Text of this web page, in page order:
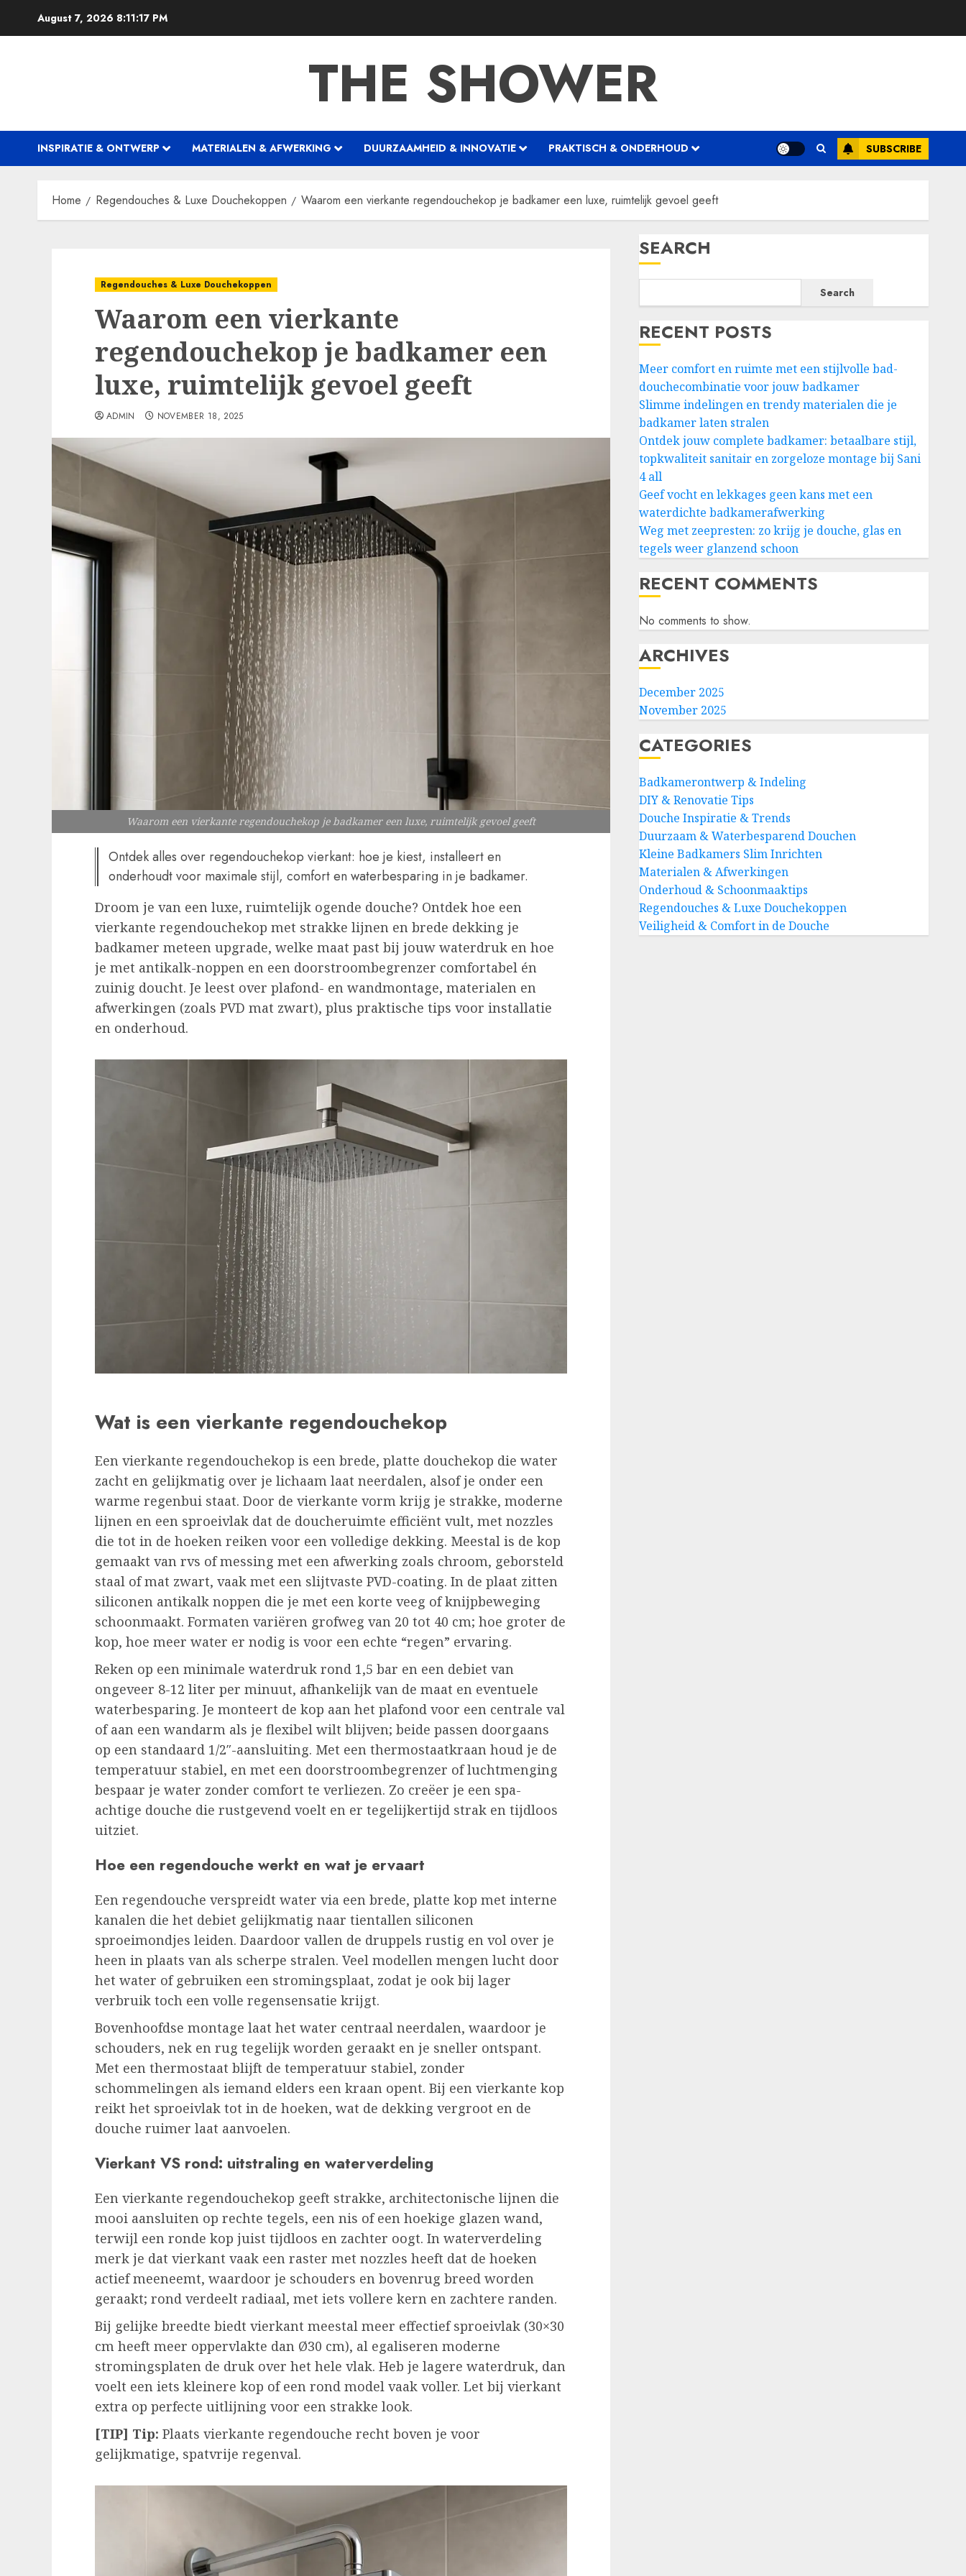
August 7, 2026 8:11:18 PM
THE SHOWER
INSPIRATIE & ONTWERP MATERIALEN & AFWERKING DUURZAAMHEID & INNOVATIE PRAKTISCH & ONDERHOUD SUBSCRIBE
Home Regendouches & Luxe Douchekoppen Waarom een vierkante regendouchekop je badkamer een luxe, ruimtelijk gevoel geeft
Regendouches & Luxe Douchekoppen
Waarom een vierkante
regendouchekop je badkamer een
luxe, ruimtelijk gevoel geeft
ADMIN NOVEMBER 18, 2025
Waarom een vierkante regendouchekop je badkamer een luxe, ruimtelijk gevoel geeft
Ontdek alles over regendouchekop vierkant: hoe je kiest, installeert en
onderhoudt voor maximale stijl, comfort en waterbesparing in je badkamer.
Droom je van een luxe, ruimtelijk ogende douche? Ontdek hoe een
vierkante regendouchekop met strakke lijnen en brede dekking je
badkamer meteen upgrade, welke maat past bij jouw waterdruk en hoe
je met antikalk-noppen en een doorstroombegrenzer comfortabel én
zuinig doucht. Je leest over plafond- en wandmontage, materialen en
afwerkingen (zoals PVD mat zwart), plus praktische tips voor installatie
en onderhoud.
Wat is een vierkante regendouchekop
Een vierkante regendouchekop is een brede, platte douchekop die water
zacht en gelijkmatig over je lichaam laat neerdalen, alsof je onder een
warme regenbui staat. Door de vierkante vorm krijg je strakke, moderne
lijnen en een sproeivlak dat de doucheruimte efficiënt vult, met nozzles
die tot in de hoeken reiken voor een volledige dekking. Meestal is de kop
gemaakt van rvs of messing met een afwerking zoals chroom, geborsteld
staal of mat zwart, vaak met een slijtvaste PVD-coating. In de plaat zitten
siliconen antikalk noppen die je met een korte veeg of knijpbeweging
schoonmaakt. Formaten variëren grofweg van 20 tot 40 cm; hoe groter de
kop, hoe meer water er nodig is voor een echte “regen” ervaring.
Reken op een minimale waterdruk rond 1,5 bar en een debiet van
ongeveer 8-12 liter per minuut, afhankelijk van de maat en eventuele
waterbesparing. Je monteert de kop aan het plafond voor een centrale val
of aan een wandarm als je flexibel wilt blijven; beide passen doorgaans
op een standaard 1/2″-aansluiting. Met een thermostaatkraan houd je de
temperatuur stabiel, en met een doorstroombegrenzer of luchtmenging
bespaar je water zonder comfort te verliezen. Zo creëer je een spa-
achtige douche die rustgevend voelt en er tegelijkertijd strak en tijdloos
uitziet.
Hoe een regendouche werkt en wat je ervaart
Een regendouche verspreidt water via een brede, platte kop met interne
kanalen die het debiet gelijkmatig naar tientallen siliconen
sproeimondjes leiden. Daardoor vallen de druppels rustig en vol over je
heen in plaats van als scherpe stralen. Veel modellen mengen lucht door
het water of gebruiken een stromingsplaat, zodat je ook bij lager
verbruik toch een volle regensensatie krijgt.
Bovenhoofdse montage laat het water centraal neerdalen, waardoor je
schouders, nek en rug tegelijk worden geraakt en je sneller ontspant.
Met een thermostaat blijft de temperatuur stabiel, zonder
schommelingen als iemand elders een kraan opent. Bij een vierkante kop
reikt het sproeivlak tot in de hoeken, wat de dekking vergroot en de
douche ruimer laat aanvoelen.
Vierkant VS rond: uitstraling en waterverdeling
Een vierkante regendouchekop geeft strakke, architectonische lijnen die
mooi aansluiten op rechte tegels, een nis of een hoekige glazen wand,
terwijl een ronde kop juist tijdloos en zachter oogt. In waterverdeling
merk je dat vierkant vaak een raster met nozzles heeft dat de hoeken
actief meeneemt, waardoor je schouders en bovenrug breed worden
geraakt; rond verdeelt radiaal, met iets vollere kern en zachtere randen.
Bij gelijke breedte biedt vierkant meestal meer effectief sproeivlak (30×30
cm heeft meer oppervlakte dan Ø30 cm), al egaliseren moderne
stromingsplaten de druk over het hele vlak. Heb je lagere waterdruk, dan
voelt een iets kleinere kop of een rond model vaak voller. Let bij vierkant
extra op perfecte uitlijning voor een strakke look.
[TIP] Tip: Plaats vierkante regendouche recht boven je voor
gelijkmatige, spatvrije regenval.
SEARCH
Search
RECENT POSTS
Meer comfort en ruimte met een stijlvolle bad-
douchecombinatie voor jouw badkamer
Slimme indelingen en trendy materialen die je
badkamer laten stralen
Ontdek jouw complete badkamer: betaalbare stijl,
topkwaliteit sanitair en zorgeloze montage bij Sani
4 all
Geef vocht en lekkages geen kans met een
waterdichte badkamerafwerking
Weg met zeepresten: zo krijg je douche, glas en
tegels weer glanzend schoon
RECENT COMMENTS
No comments to show.
ARCHIVES
December 2025
November 2025
CATEGORIES
Badkamerontwerp & Indeling
DIY & Renovatie Tips
Douche Inspiratie & Trends
Duurzaam & Waterbesparend Douchen
Kleine Badkamers Slim Inrichten
Materialen & Afwerkingen
Onderhoud & Schoonmaaktips
Regendouches & Luxe Douchekoppen
Veiligheid & Comfort in de Douche